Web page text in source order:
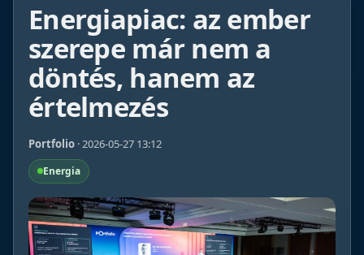
Energiapiac: az ember
szerepe már nem a
döntés, hanem az
értelmezés
Portfolio · 2026-05-27 13:12
Energia